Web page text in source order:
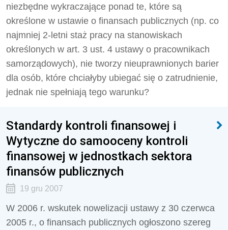
niezbędne wykraczające ponad te, które są
określone w ustawie o finansach publicznych (np. co
najmniej 2-letni staż pracy na stanowiskach
określonych w art. 3 ust. 4 ustawy o pracownikach
samorządowych), nie tworzy nieuprawnionych barier
dla osób, które chciałyby ubiegać się o zatrudnienie,
jednak nie spełniają tego warunku?
Standardy kontroli finansowej i
Wytyczne do samooceny kontroli
finansowej w jednostkach sektora
finansów publicznych
19 gru 2007
W 2006 r. wskutek nowelizacji ustawy z 30 czerwca
2005 r., o finansach publicznych ogłoszono szereg